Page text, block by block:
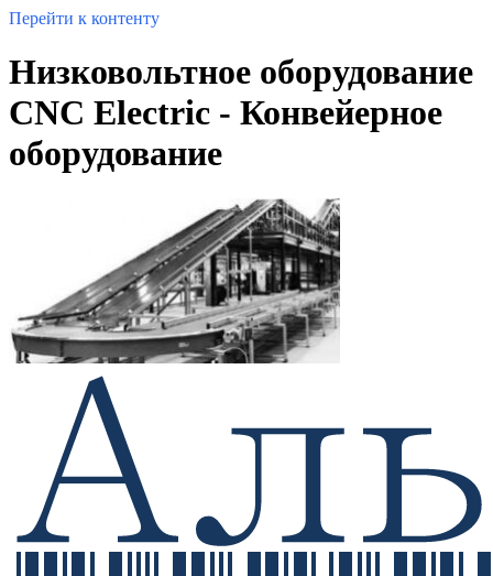
Перейти к контенту
Низковольтное оборудование
CNC Electric - Конвейерное
оборудование